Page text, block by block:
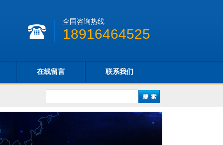
全国咨询热线
18916464525
在线留言 联系我们